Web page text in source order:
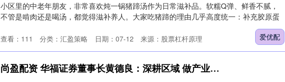
小区里的中老年朋友，非常喜欢炖一锅猪蹄汤作为日常滋补品。软糯Q弹、鲜香不腻，
不管是啃肉还是喝汤，都觉得滋补养人。大家吃猪蹄的理由几乎高度统一：补充胶原蛋
爱优配
日期：07-12 来源：股票杠杆原理
查看： 111 分类： 汇盈策略
尚盈配资 华福证券董事长黄德良：深耕区域 做产业生态共建者与长期价值发现者